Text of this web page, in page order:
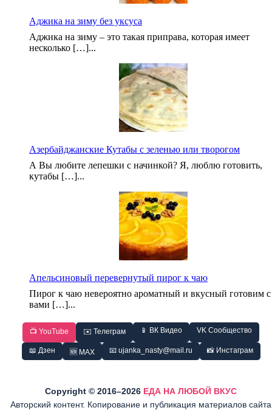
Аджика на зиму без уксуса
Аджика на зиму – это такая приправа, которая имеет
несколько […]...
Азербайджанские Кутабы с зеленью или творогом
А Вы любите лепешки с начинкой? Я, люблю готовить,
кутабы […]...
Апельсиновый перевернутый пирог к чаю
Пирог к чаю невероятно ароматный и вкусный готовим с
вами […]...
📺 YouTube ✉️ Телеграм 📱 ВК Видео VK Сообщество
📖 Дзен 🆕 MAX 📧 ujanka_nasty@mail.ru 📸 Инстаграм
Copyright © 2016–2026 ЕДА НА ЛЮБОЙ ВКУС
Авторский контент. Копирование и публикация материалов сайта